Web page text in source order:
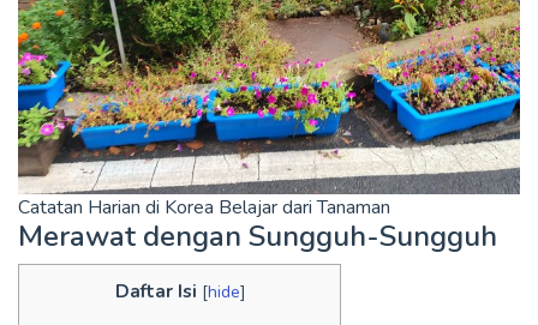
Catatan Harian di Korea Belajar dari Tanaman
Merawat dengan Sungguh-Sungguh
Daftar Isi [hide]